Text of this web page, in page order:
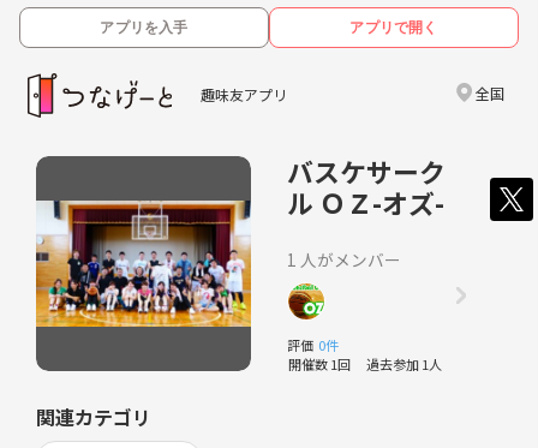
アプリを入手 アプリで開く
趣味友アプリ 全国
バスケサーク
ル ＯＺ-オズ-
1 人がメンバー
評価 0件
開催数 1回 過去参加 1人
関連カテゴリ